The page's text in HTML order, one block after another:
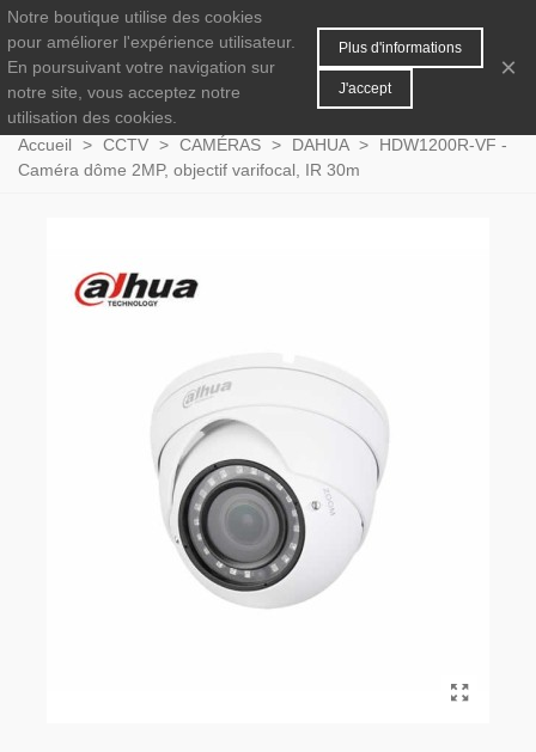
0 MENU
Accueil > CCTV > CAMÉRAS > DAHUA >
HDW1200R-VF -
Caméra dôme 2MP, objectif varifocal, IR 30m
Notre boutique utilise des cookies
pour améliorer l'expérience utilisateur.
En poursuivant votre navigation sur
notre site, vous acceptez notre
utilisation des cookies.
Plus d'informations
J'accept
×